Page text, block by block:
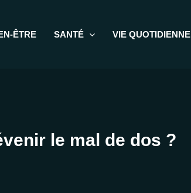
ÊTRE SANTÉ VIE QUOTIDIENNE
le mal de dos ?